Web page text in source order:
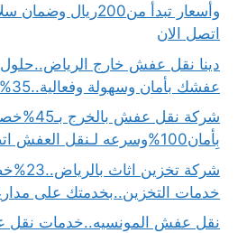
اتصل الان
عفشك بأمان وسهولة وفعالية..35%خصم فوري
شركة نقل
بِأمان100%وسرعه لـنقل العفش اتصل بنا
شركة
خدمات التخزين..بخدمتك على مدار24ساعة
نقل عفش المونسيه..خدمات